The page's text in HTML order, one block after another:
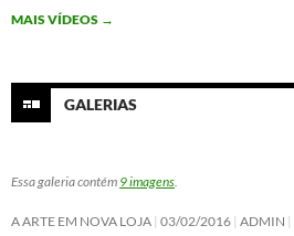
k
n
MAIS VÍDEOS →
GALERIAS
Essa galeria contém 9 imagens.
A ARTE EM NOVA LOJA 03/02/2016 ADMIN